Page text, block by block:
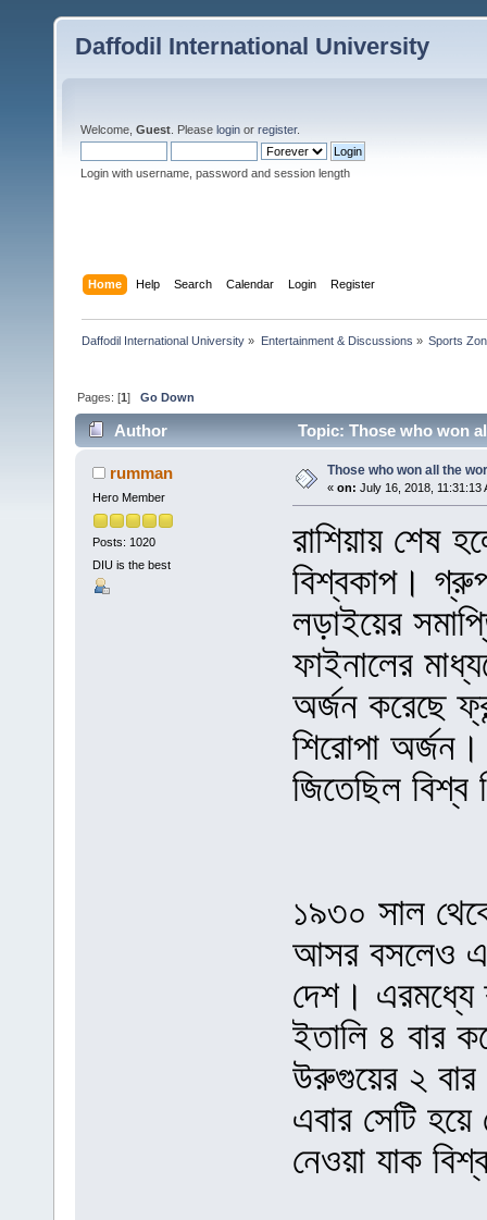
Daffodil International University
Welcome, Guest . Please login or register.
Login with username, password and session length
Home Help Search Calendar Login Register
Daffodil International University » Entertainment & Discussions » Sports
Pages: [1]Go Down
Author Topic: Those who won
rumman
Hero Member
Posts: 1020
DIU is the best
Those who won all the
« on: July 16, 2018, 11:31:13
রাশিয়ায় শেষ
বিশ্বকাপ।
লড়াইয়ের
ফাইনালের
অর্জন করেছে
শিরোপা
জিতেছিল বিশ্ব
১৯৩০ সাল
আসর বসলেও
দেশ। এরমধ্যে
ইতালি ৪ বার
উরুগুয়ের ২ বার
এবার সেটি
নেওয়া যাক